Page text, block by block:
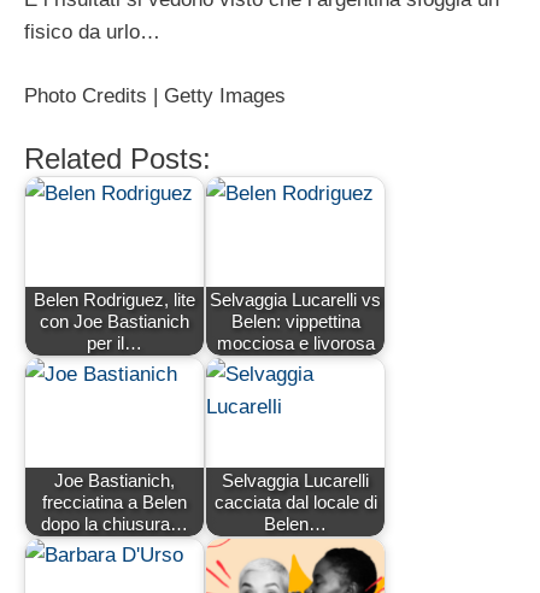
fisico da urlo…
Photo Credits | Getty Images
Related Posts:
Belen Rodriguez, lite
con Joe Bastianich
per il…
Selvaggia Lucarelli vs
Belen: vippettina
mocciosa e livorosa
Joe Bastianich,
frecciatina a Belen
dopo la chiusura…
Selvaggia Lucarelli
cacciata dal locale di
Belen…